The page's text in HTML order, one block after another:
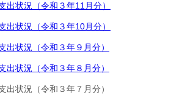
出状況（令和３年11月分）
出状況（令和３年10月分）
出状況（令和３年９月分）
出状況（令和３年８月分）
出状況（令和３年７月分）